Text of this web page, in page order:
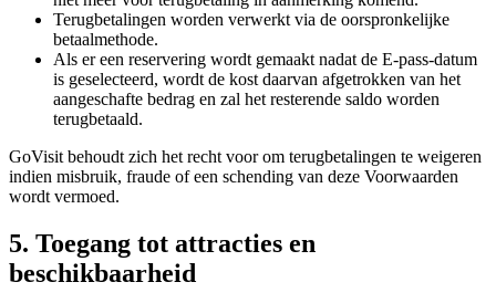
Terugbetalingen worden verwerkt via de oorspronkelijke
betaalmethode.
Als er een reservering wordt gemaakt nadat de E-pass-datum
is geselecteerd, wordt de kost daarvan afgetrokken van het
aangeschafte bedrag en zal het resterende saldo worden
terugbetaald.
GoVisit behoudt zich het recht voor om terugbetalingen te weigeren
indien misbruik, fraude of een schending van deze Voorwaarden
wordt vermoed.
5. Toegang tot attracties en
beschikbaarheid